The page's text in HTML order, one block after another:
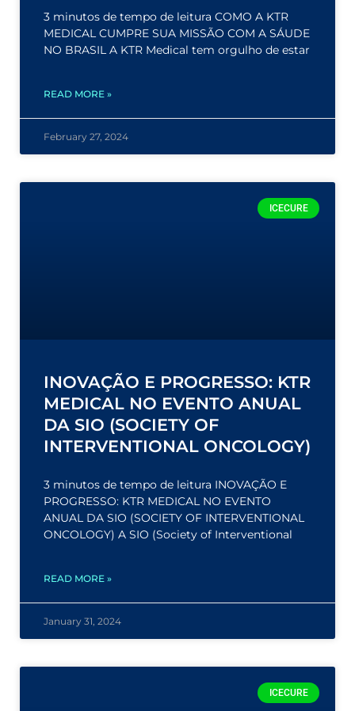
3 minutos de tempo de leitura COMO A KTR
MEDICAL CUMPRE SUA MISSÃO COM A SÁUDE
NO BRASIL A KTR Medical tem orgulho de estar
READ MORE »
February 27, 2024
ICECURE
INOVAÇÃO E PROGRESSO: KTR
MEDICAL NO EVENTO ANUAL
DA SIO (SOCIETY OF
INTERVENTIONAL ONCOLOGY)
3 minutos de tempo de leitura INOVAÇÃO E
PROGRESSO: KTR MEDICAL NO EVENTO
ANUAL DA SIO (SOCIETY OF INTERVENTIONAL
ONCOLOGY) A SIO (Society of Interventional
READ MORE »
January 31, 2024
ICECURE